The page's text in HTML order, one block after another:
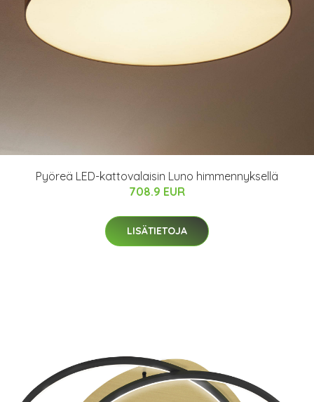
Pyöreä LED-kattovalaisin Luno himmennyksellä
708.9 EUR
LISÄTIETOJA